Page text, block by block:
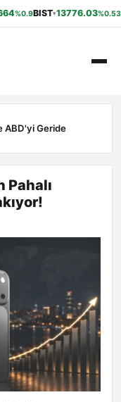
%0.9BIST▾13776.03%0.53
ABD'yi Geride
Pahalı